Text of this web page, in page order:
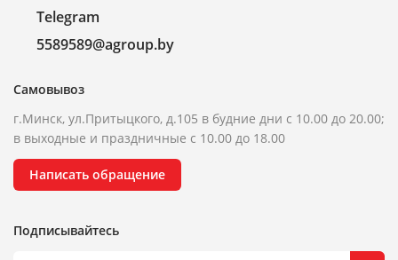
Telegram
5589589@agroup.by
Самовывоз
г.Минск, ул.Притыцкого, д.105 в будние дни с 10.00 до 20.00;
в выходные и праздничные с 10.00 до 18.00
Написать обращение
Подписывайтесь